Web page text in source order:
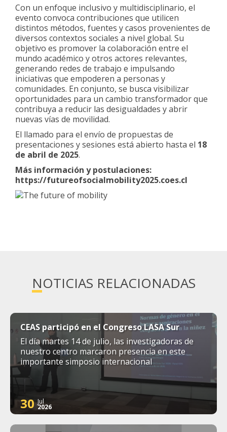
Con un enfoque inclusivo y multidisciplinario, el
evento convoca contribuciones que utilicen
distintos métodos, fuentes y casos provenientes de
diversos contextos sociales a nivel global. Su
objetivo es promover la colaboración entre el
mundo académico y otros actores relevantes,
generando redes de trabajo e impulsando
iniciativas que empoderen a personas y
comunidades. En conjunto, se busca visibilizar
oportunidades para un cambio transformador que
contribuya a reducir las desigualdades y abrir
nuevas vías de movilidad.
El llamado para el envío de propuestas de
presentaciones y sesiones está abierto hasta el 18
de abril de 2025.
Más información y postulaciones:
https://futureofsocialmobility2025.coes.cl
NOTICIAS RELACIONADAS
CEAS participó en el Congreso LASA Sur
El día martes 14 de julio, las investigadoras de
nuestro centro marcaron presencia en este
importante simposio internacional
30 Jul
2026